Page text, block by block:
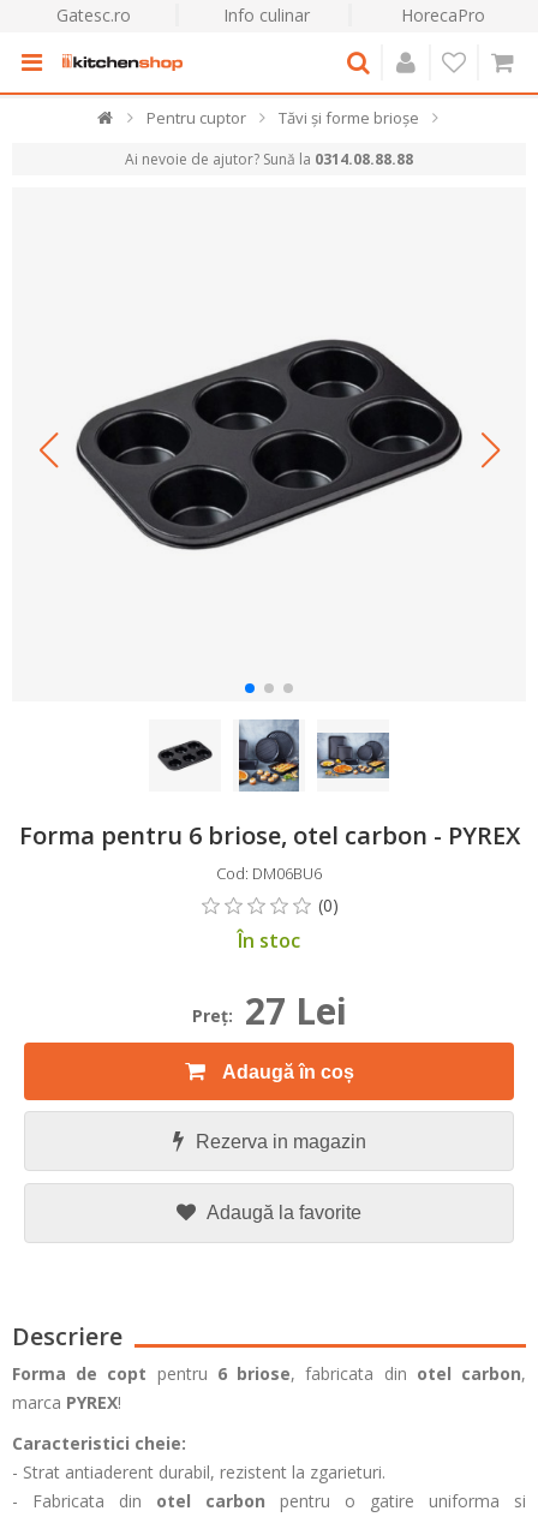
Gatesc.ro Info culinar HorecaPro
Pentru cuptor Tăvi și forme brioșe
Ai nevoie de ajutor? Sună la 0314.08.88.88
Forma pentru 6 briose, otel carbon - PYREX
Cod: DM06BU6
În stoc
Preţ: 27 Lei
Adaugă în coș
Rezerva in magazin
Adaugă la favorite
Descriere
Forma de copt pentru 6 briose, fabricata din otel carbon,
marca PYREX!
Caracteristici cheie:
- Strat antiaderent durabil, rezistent la zgarieturi.
- Fabricata din otel carbon pentru o gatire uniforma si